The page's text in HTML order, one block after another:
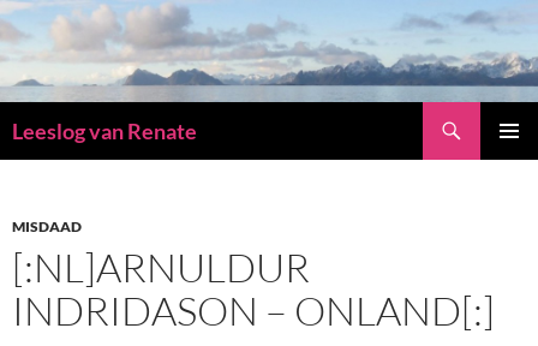
Leeslog van Renate
INHOUD
MISDAAD
[:NL]ARNULDUR
INDRIDASON – ONLAND[:]